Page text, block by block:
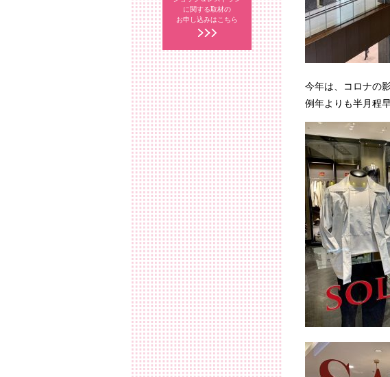
に関する取材の
お申し込みはこちら
今年は、コロナの
例年よりも半月程